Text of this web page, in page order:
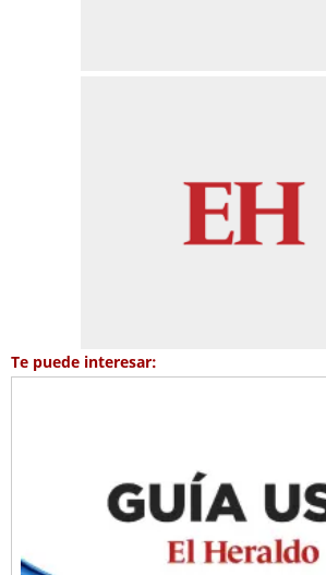
Te puede interesar: